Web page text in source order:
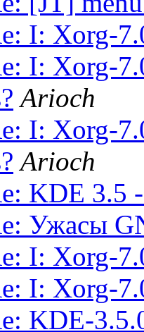
I: Xorg-
I: Xorg-
Arioch
I: Xorg-
Arioch
KDE 3.5
Ужасы
I: Xorg-
I: Xorg-
KDE-